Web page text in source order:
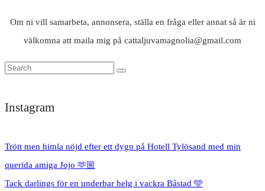
Om ni vill samarbeta, annonsera, ställa en fråga eller annat så är ni
välkomna att maila mig på cattaljuvamagnolia@gmail.com
Instagram
Trött men himla nöjd efter ett dygn på Hotell Tylösand med min
querida amiga Jojo 🫶🏼
Tack darlings för en underbar helg i vackra Båstad 🩵